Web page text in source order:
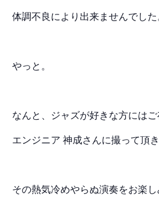
体調不良により出来ませんでした
やっと。
なんと、ジャズが好きな方には
エンジニア 神成さんに撮って頂き
その熱気冷めやらぬ演奏をお楽し